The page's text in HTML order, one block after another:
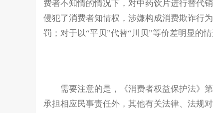
费者不知情的情况下，对中药饮片进行替代
侵犯了消费者知情权，涉嫌构成消费欺诈行
罚；对于以“平贝”代替“川贝”等价差明显的
需要注意的是，《消费者权益保护法》
承担相应民事责任外，其他有关法律、法规